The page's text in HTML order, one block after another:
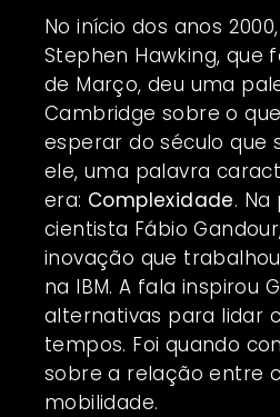
No início dos anos
Stephen Hawking, que
de Março, deu uma
Cambridge sobre o
esperar do século que
ele, uma palavra
era: Complexidade.
cientista Fábio
inovação que
na IBM. A fala inspirou
alternativas para lidar
tempos. Foi quando
sobre a relação entre
mobilidade.